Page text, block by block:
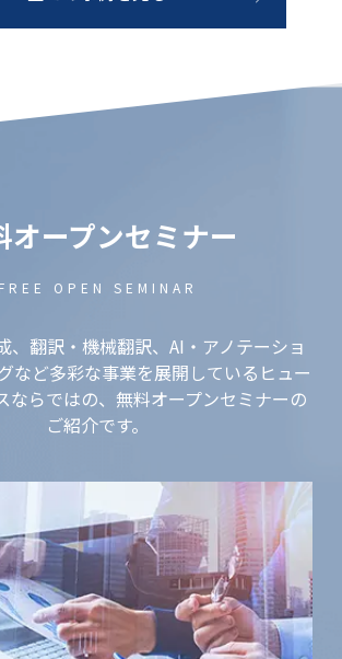
オープンセミナー
FREE OPEN SEMINAR
、翻訳・機械翻訳、AI・アノテーショ
など多彩な事業を展開しているヒュー
ならではの、無料オープンセミナーの
ご紹介です。